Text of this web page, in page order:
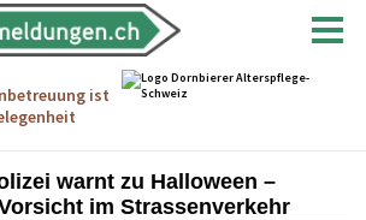
warnt zu Halloween –
im Strassenverkehr